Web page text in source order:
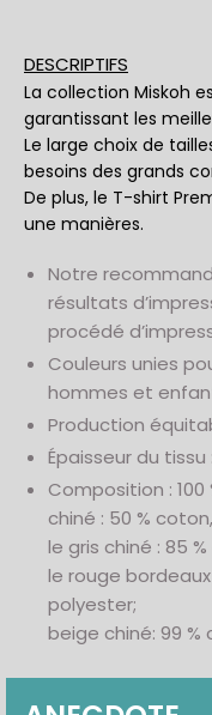
DESCRIPTIFS
La collection Miskoh
garantissant les
Le large choix de
besoins des grands
De plus, le T-shirt
une manières.
Notre
résultats
procédé
Couleurs unies
hommes et
Production
Épaisseur du tissu
Composition :
chiné : 50 %
le gris chiné : 85
le rouge
polyester;
beige chiné: 99 %